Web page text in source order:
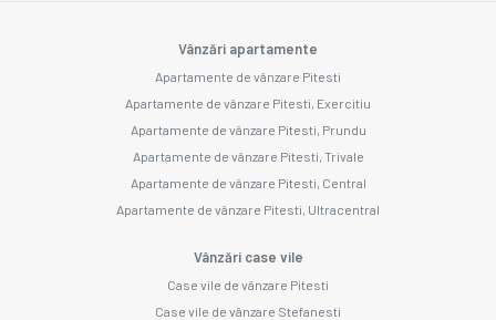
Vânzări apartamente
Apartamente de vânzare Pitesti
Apartamente de vânzare Pitesti, Exercitiu
Apartamente de vânzare Pitesti, Prundu
Apartamente de vânzare Pitesti, Trivale
Apartamente de vânzare Pitesti, Central
Apartamente de vânzare Pitesti, Ultracentral
Vânzări case vile
Case vile de vânzare Pitesti
Case vile de vânzare Stefanesti